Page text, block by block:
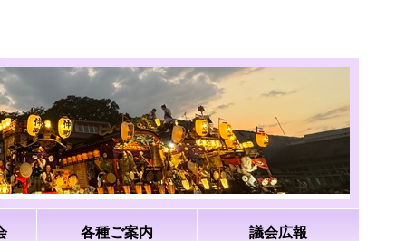
各種ご案内 議会広報